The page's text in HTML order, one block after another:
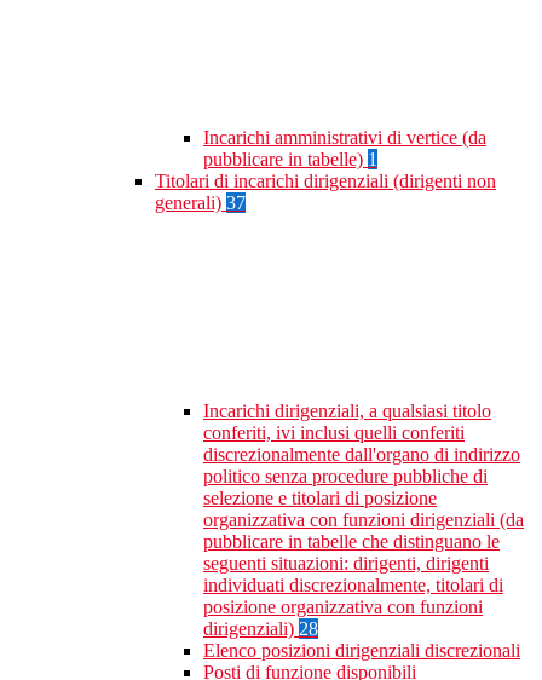
Incarichi amministrativi di vertice (da
pubblicare in tabelle) 1
Titolari di incarichi dirigenziali (dirigenti non
generali) 37
Incarichi dirigenziali, a qualsiasi titolo
conferiti, ivi inclusi quelli conferiti
discrezionalmente dall'organo di indirizzo
politico senza procedure pubbliche di
selezione e titolari di posizione
organizzativa con funzioni dirigenziali (da
pubblicare in tabelle che distinguano le
seguenti situazioni: dirigenti, dirigenti
individuati discrezionalmente, titolari di
posizione organizzativa con funzioni
dirigenziali) 28
Elenco posizioni dirigenziali discrezionali
Posti di funzione disponibili